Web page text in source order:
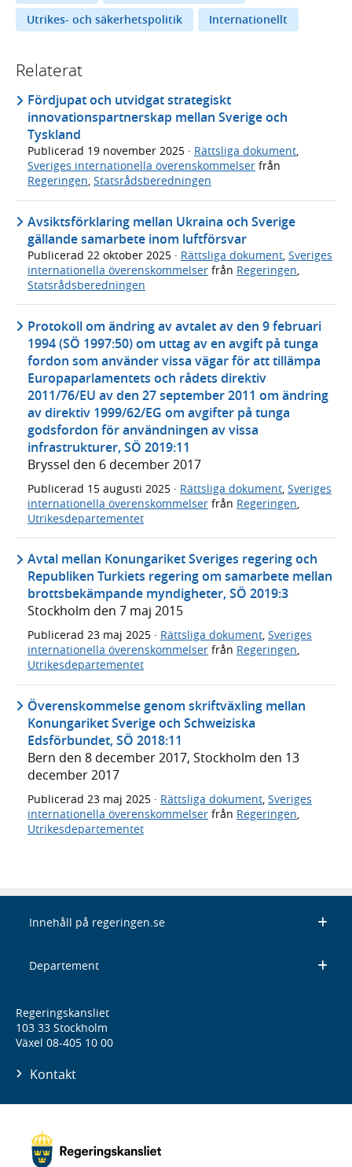
Utrikes- och säkerhetspolitik
Internationellt
Relaterat
Fördjupat och utvidgat strategiskt
innovationspartnerskap mellan Sverige och
Tyskland
Publicerad 19 november 2025 · Rättsliga dokument,
Sveriges internationella överenskommelser från
Regeringen, Statsrådsberedningen
Avsiktsförklaring mellan Ukraina och Sverige
gällande samarbete inom luftförsvar
Publicerad 22 oktober 2025 · Rättsliga dokument, Sveriges
internationella överenskommelser från Regeringen,
Statsrådsberedningen
Protokoll om ändring av avtalet av den 9 februari
1994 (SÖ 1997:50) om uttag av en avgift på tunga
fordon som använder vissa vägar för att tillämpa
Europaparlamentets och rådets direktiv
2011/76/EU av den 27 september 2011 om ändring
av direktiv 1999/62/EG om avgifter på tunga
godsfordon för användningen av vissa
infrastrukturer, SÖ 2019:11
Bryssel den 6 december 2017
Publicerad 15 augusti 2025 · Rättsliga dokument Sveriges
internationella överenskommelser från Regeringen
Utrikesdepartementet
Avtal mellan Konungariket Sveriges regering och
Republiken Turkiets regering om samarbete mellan
brottsbekämpande myndigheter, SÖ 2019:3
Stockholm den 7 maj 2015
Publicerad 23 maj 2025 · Rättsliga dokument, Sveriges
internationella överenskommelser från Regeringen,
Utrikesdepartementet
Överenskommelse genom skriftväxling mellan
Konungariket Sverige och Schweiziska
Edsförbundet, SÖ 2018:11
Bern den 8 december 2017, Stockholm den 13
december 2017
Publicerad 23 maj 2025 · Rättsliga dokument, Sveriges
internationella överenskommelser från Regeringen,
Utrikesdepartementet
Innehåll på regeringen.se
Departement
Regeringskansliet
103 33 Stockholm
Växel 08-405 10 00
Kontakt